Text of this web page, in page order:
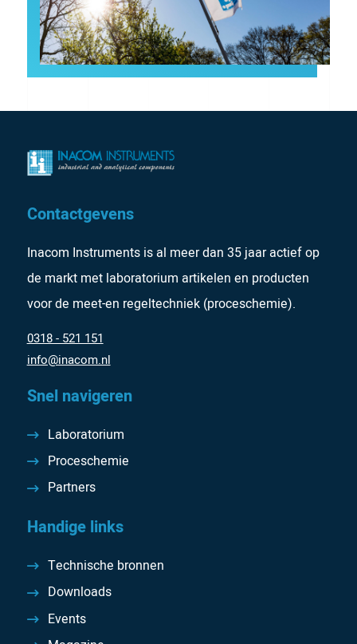
Contactgevens
Inacom Instruments is al meer dan 35 jaar actief op
de markt met laboratorium artikelen en producten
voor de meet-en regeltechniek (proceschemie).
0318 - 521 151
info@inacom.nl
Snel navigeren
Laboratorium
Proceschemie
Partners
Handige links
Technische bronnen
Downloads
Events